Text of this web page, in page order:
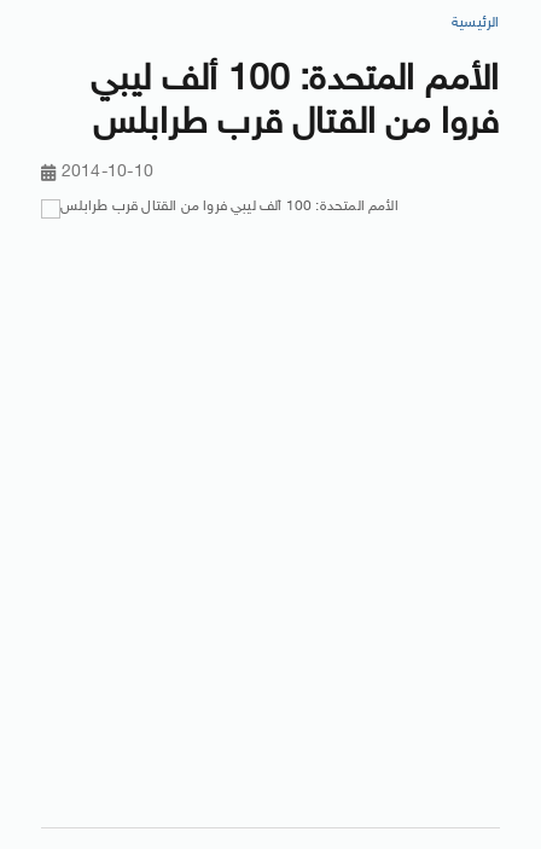
الرئيسية
الأمم المتحدة: 100 ألف ليبي
فروا من القتال قرب طرابلس
2014-10-10